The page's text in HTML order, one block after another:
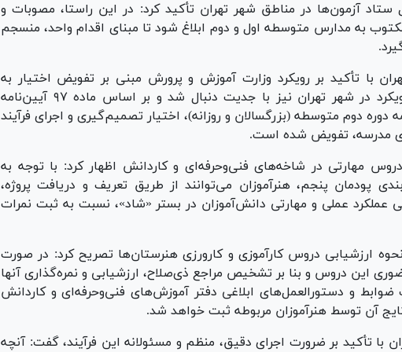
ستاد آزمون‌ها در مناطق شهر تهران تأکید کرد: در این راستا، مصوبات و
به مدارس متوسطه اول و دوم ابلاغ شود تا مبنای اقدام واحد، منسجم
با تأکید بر رویکرد وزارت آموزش و پرورش مبنی بر تفویض اختیار به
استان‌ها، خاطرنشان کرد: این رویکرد در شهر تهران نیز با جدیت دنبال شد و بر اساس ماده ۹۷ آیین‌نامه
و ماده ۳۹ آیین‌نامه دوره دوم متوسطه (بزرگسالان و روزانه)، اختیار تصمیم‌گیری و اجرای فرآیند
مدرسه، تفویض شده است.
مهارتی در شاخه‌های فنی‌وحرفه‌ای و کاردانش اظهار کرد: با توجه به
پودمان پنجم، هنرآموزان می‌توانند از طریق تعریف و دریافت پروژه،
عملکرد عملی و مهارتی دانش‌آموزان در بستر «شاد»، نسبت به ثبت نمرات
ارزشیابی دروس کارآموزی و کارورزی هنرستان‌ها تصریح کرد: در صورت
این دروس و بنا بر تشخیص مراجع ذی‌صلاح، ارزشیابی و نمره‌گذاری آنها
و دستورالعمل‌های ابلاغی دفتر آموزش‌های فنی‌وحرفه‌ای و کاردانش
آن توسط هنرآموزان مربوطه ثبت خواهد شد.
با تأکید بر ضرورت اجرای دقیق، منظم و مسئولانه این فرآیند، گفت: آنچه